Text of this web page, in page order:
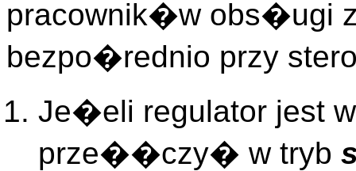
pracownik�w obs�ugi
bezpo�rednio przy
Je�eli regulator jest
prze��czy� w tryb